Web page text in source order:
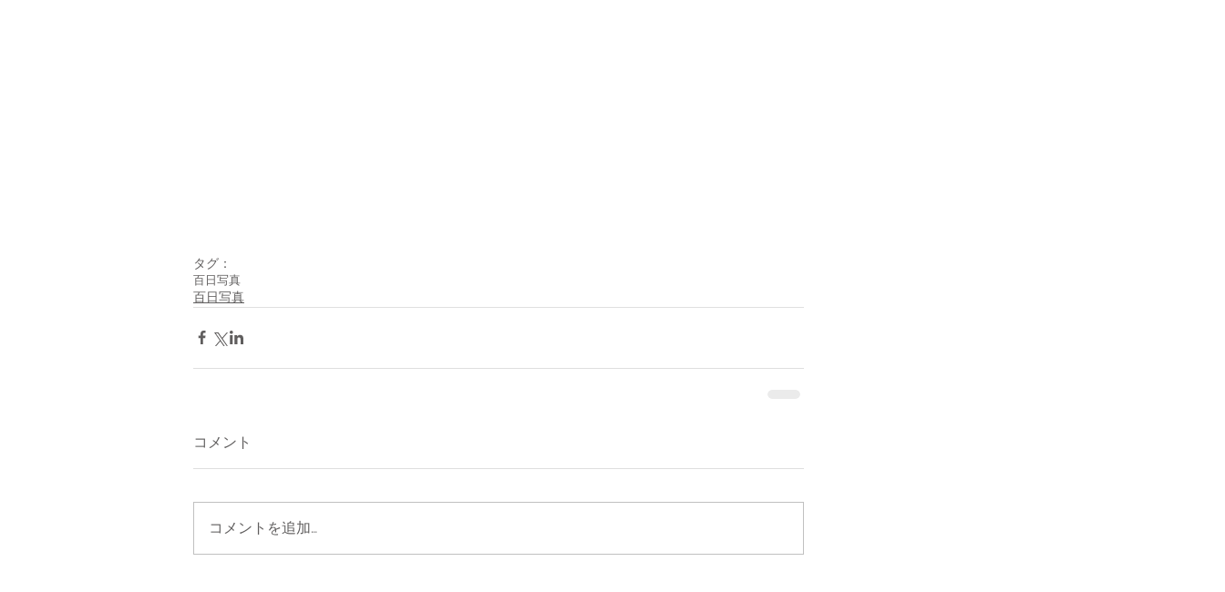
タグ：
百日写真
百日写真
コメント
コメントを追加…